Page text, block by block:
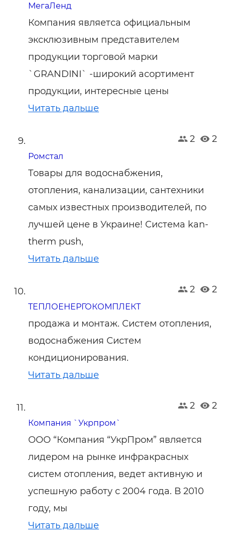
МегаЛенд
Компания являетса официальным
эксклюзивным представителем
продукции торговой марки
`GRANDINI` -широкий асортимент
продукции, интересные цены
Читать дальше
2 2
Ромстал
Товары для водоснабжения,
отопления, канализации, сантехники
самых известных производителей, по
лучшей цене в Украине! Cистема kan-
therm push,
Читать дальше
2 2
ТЕПЛОЕНЕРГОКОМПЛЕКТ
продажа и монтаж. Систем отопления,
водоснабжения Систем
кондиционирования.
Читать дальше
2 2
Компания `Укрпром`
ООО “Компания “УкрПром” является
лидером на рынке инфракрасных
систем отопления, ведет активную и
успешную работу с 2004 года. В 2010
году, мы
Читать дальше